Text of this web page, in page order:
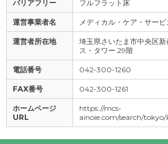
バリアフリー フルフラット床
運営事業者名 メディカル・ケア・サー
運営者所在地
埼玉県さいたま市中央区新
ス・タワー 29階
電話番号 042-300-1260
FAX番号 042-300-1261
ホームページ
URL
https://mcs-
ainoie.com/search/